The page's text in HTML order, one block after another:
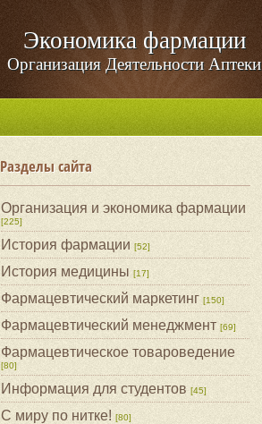
Экономика фармации
Организация Деятельности Аптеки
Разделы сайта
Организация и экономика фармации
[225]
История фармации [52]
История медицины [17]
Фармацевтический маркетинг [150]
Фармацевтический менеджмент [69]
Фармацевтическое товароведение
[80]
Информация для студентов [45]
С миру по нитке! [80]